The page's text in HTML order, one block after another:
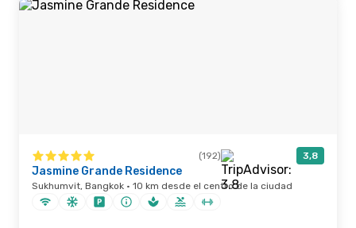
(192) 3,8
Jasmine Grande Residence
Sukhumvit, Bangkok · 10 km desde el centro de la ciudad